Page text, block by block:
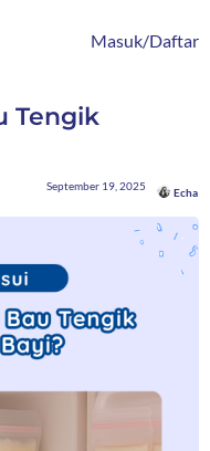
Masuk/Daftar
Tengik
September 19, 2025
Echa